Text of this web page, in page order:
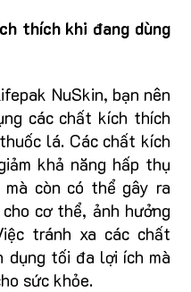
thích khi đang dùng
NuSkin, bạn nên
các chất kích thích
lá. Các chất kích
khả năng hấp thụ
còn có thể gây ra
cơ thể, ảnh hưởng
tránh xa các chất
dụng tối đa lợi ích mà
sức khỏe.